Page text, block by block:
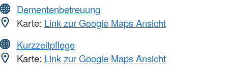
Dementenbetreuung
Karte: Link zur Google Maps Ansicht
Kurzzeitpflege
Karte: Link zur Google Maps Ansicht